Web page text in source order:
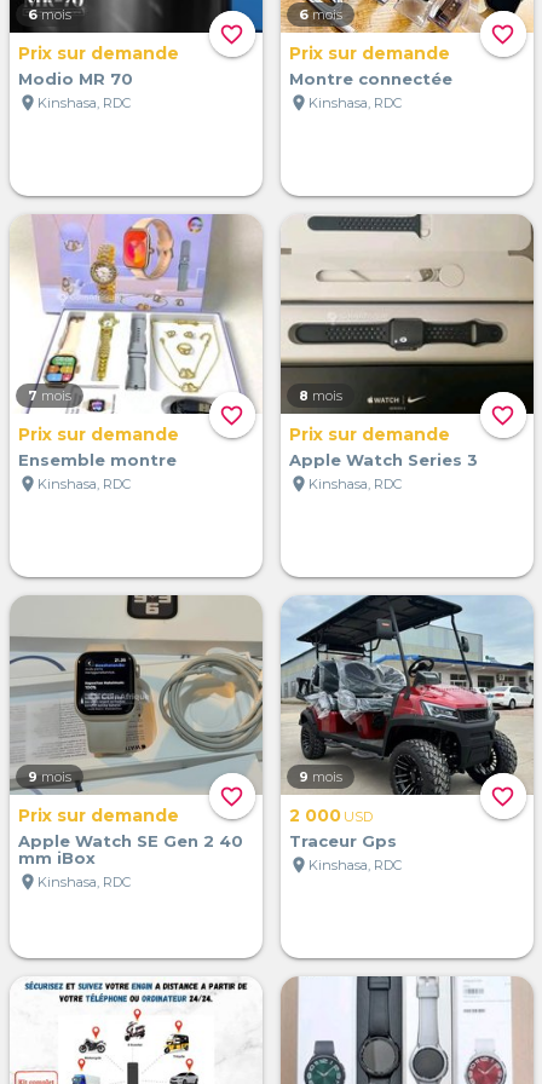
favorite_border
6 mois
Prix sur demande
Modio MR 70
location_on Kinshasa, RDC
favorite_border
6 mois
Prix sur demande
Montre connectée
location_on Kinshasa, RDC
favorite_border
7 mois
Prix sur demande
Ensemble montre
location_on Kinshasa, RDC
favorite_border
8 mois
Prix sur demande
Apple Watch Series 3
location_on Kinshasa, RDC
favorite_border
9 mois
Prix sur demande
Apple Watch SE Gen 2 40
mm iBox
location_on Kinshasa, RDC
favorite_border
9 mois
2 000 USD
Traceur Gps
location_on Kinshasa, RDC